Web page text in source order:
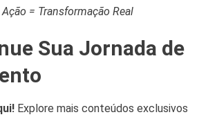
= Transformação Real
Sua Jornada de
Explore mais conteúdos exclusivos